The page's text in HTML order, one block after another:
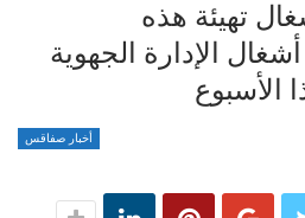
تهيئة هذه
الإدارة الجهوية
الأسبوع
أخبار صفاقس